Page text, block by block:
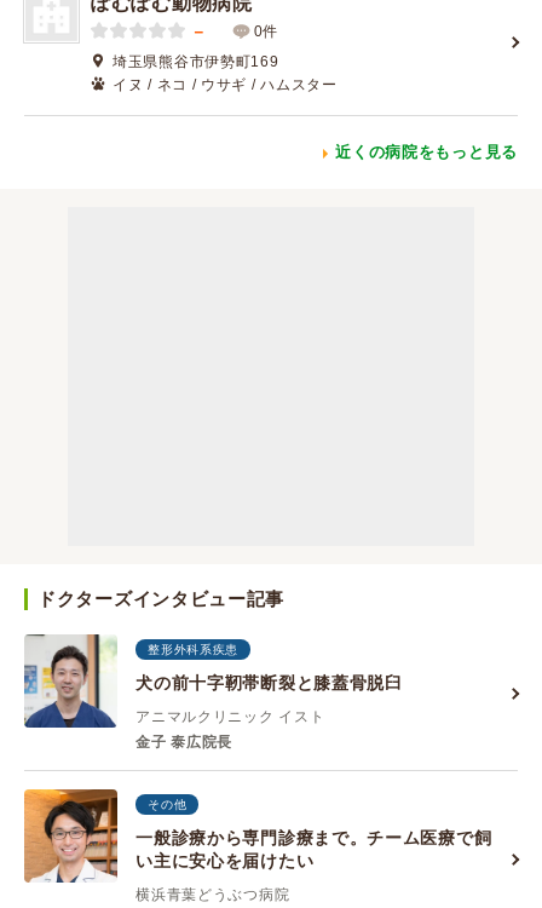
－
0件
埼玉県熊谷市伊勢町169
イヌ / ネコ / ウサギ / ハムスター
近くの病院をもっと見る
ドクターズインタビュー記事
整形外科系疾患
犬の前十字靭帯断裂と膝蓋骨脱臼
アニマルクリニック イスト
金子 泰広院長
その他
一般診療から専門診療まで。チーム医療で飼
い主に安心を届けたい
横浜青葉どうぶつ病院